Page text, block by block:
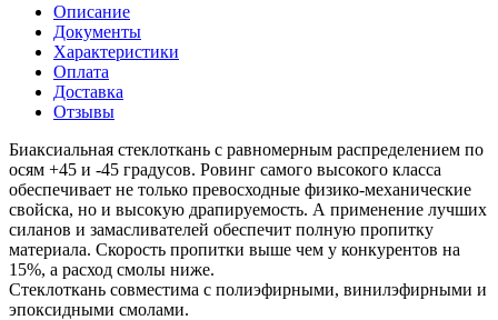
Описание
Документы
Характеристики
Оплата
Доставка
Отзывы
Биаксиальная стеклоткань с равномерным распределением по
осям +45 и -45 градусов. Ровинг самого высокого класса
обеспечивает не только превосходные физико-механические
свойска, но и высокую драпируемость. А применение лучших
силанов и замасливателей обеспечит полную пропитку
материала. Скорость пропитки выше чем у конкурентов на
15%, а расход смолы ниже.
Стеклоткань совместима с полиэфирными, винилэфирными и
эпоксидными смолами.